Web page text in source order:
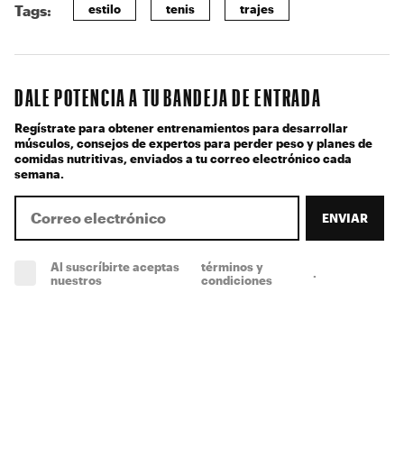
Tags: estilo tenis trajes
DALE POTENCIA A TU BANDEJA DE ENTRADA
Regístrate para obtener entrenamientos para desarrollar
músculos, consejos de expertos para perder peso y planes de
comidas nutritivas, enviados a tu correo electrónico cada
semana.
ENVIAR
Al suscríbirte aceptas
nuestros
términos y
condiciones
.